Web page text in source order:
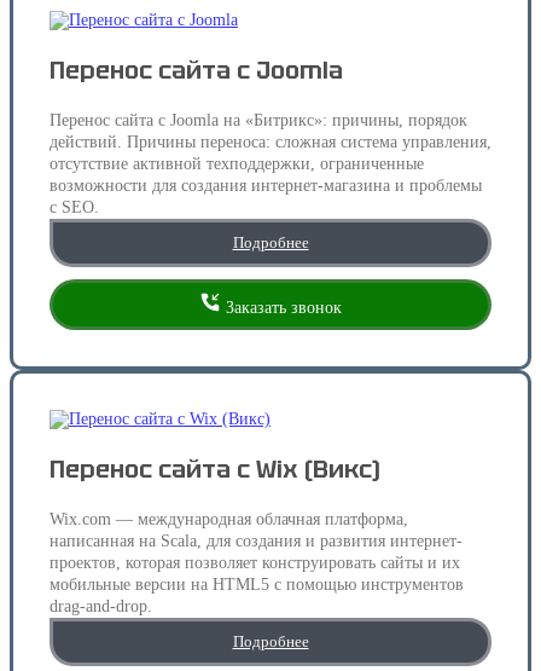
Перенос сайта с Joomla
Перенос сайта с Joomla на «Битрикс»: причины, порядок
действий. Причины переноса: сложная система управления,
отсутствие активной техподдержки, ограниченные
возможности для создания интернет-магазина и проблемы
с SEO.
Подробнее
Заказать звонок
Перенос сайта с Wix (Викс)
Wix.com — международная облачная платформа,
написанная на Scala, для создания и развития интернет-
проектов, которая позволяет конструировать сайты и их
мобильные версии на HTML5 c помощью инструментов
drag-and-drop.
Подробнее